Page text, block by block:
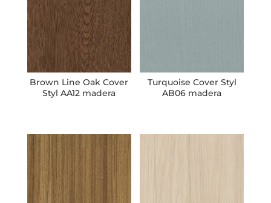
Brown Line Oak Cover
Styl AA12 madera
Turquoise Cover Styl
AB06 madera